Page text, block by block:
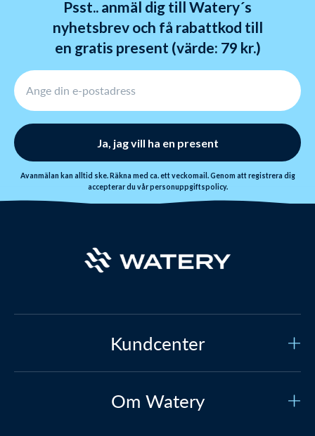
Psst.. anmäl dig till Watery´s
nyhetsbrev och få rabattkod till
en gratis present (värde: 79 kr.)
Ja, jag vill ha en present
Avanmälan kan alltid ske. Räkna med ca. ett veckomail. Genom att registrera dig
accepterar du vårpersonuppgiftspolicy.
Kundcenter
Kontakta oss
Om Watery